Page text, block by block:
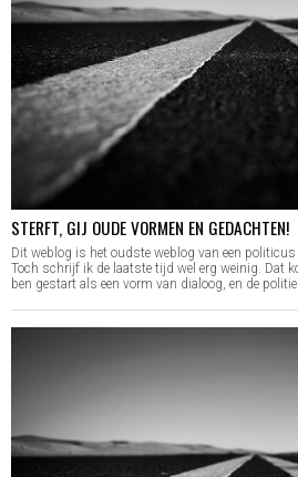
STERFT, GIJ OUDE VORMEN EN GEDACHTEN!
Dit weblog is het oudste weblog van een
Toch schrijf ik de laatste tijd wel erg weinig. Dat
ben gestart als een vorm van dialoog, en de